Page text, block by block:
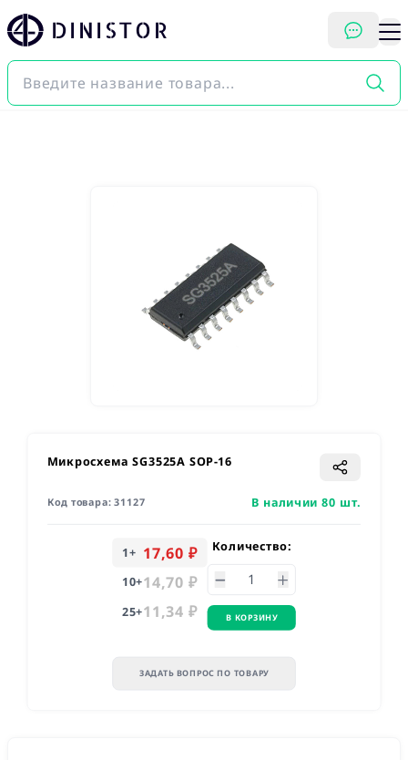
DINISTOR
Микросхема SG3525A SOP-16
Код товара:31127 В наличии 80 шт.
1+ 17,60 ₽
10+14,70 ₽
25+11,34 ₽
Количество:
В КОРЗИНУ
ЗАДАТЬ ВОПРОС ПО ТОВАРУ